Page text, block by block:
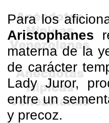
Para los
Aristophanes
materna de la
de carácter
LadyJuror,
entre un
y precoz.